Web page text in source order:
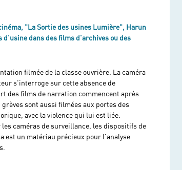
"La Sortie des usines Lumière", Harun
d'usine dans des films d'archives ou des
filmée de la classe ouvrière. La caméra
s'interroge sur cette absence de
des films de narration commencent après
sont aussi filmées aux portes des
avec la violence qui lui est liée.
caméras de surveillance, les dispositifs de
est un matériau précieux pour l'analyse